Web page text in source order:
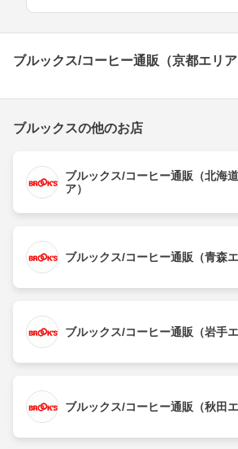
ブルックス/コーヒー通販（京都エリ
ブルックスの他のお店
ブルックス/コーヒー通販（北海
ア）
ブルックス/コーヒー通販（青森エ
ブルックス/コーヒー通販（岩手エ
ブルックス/コーヒー通販（秋田エ